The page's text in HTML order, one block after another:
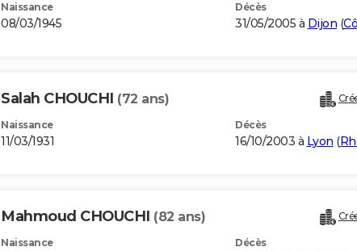
Naissance
08/03/1945
Décès
31/05/2005 à Dijon (
Salah CHOUCHI (72 ans)
Naissance
11/03/1931
Décès
16/10/2003 à Lyon (
Mahmoud CHOUCHI (82 ans)
Naissance Décès